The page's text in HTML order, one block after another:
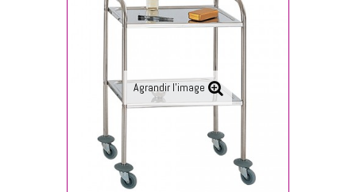
Agrandir l'image